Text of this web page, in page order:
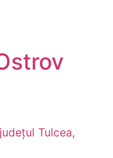
Tulcea,